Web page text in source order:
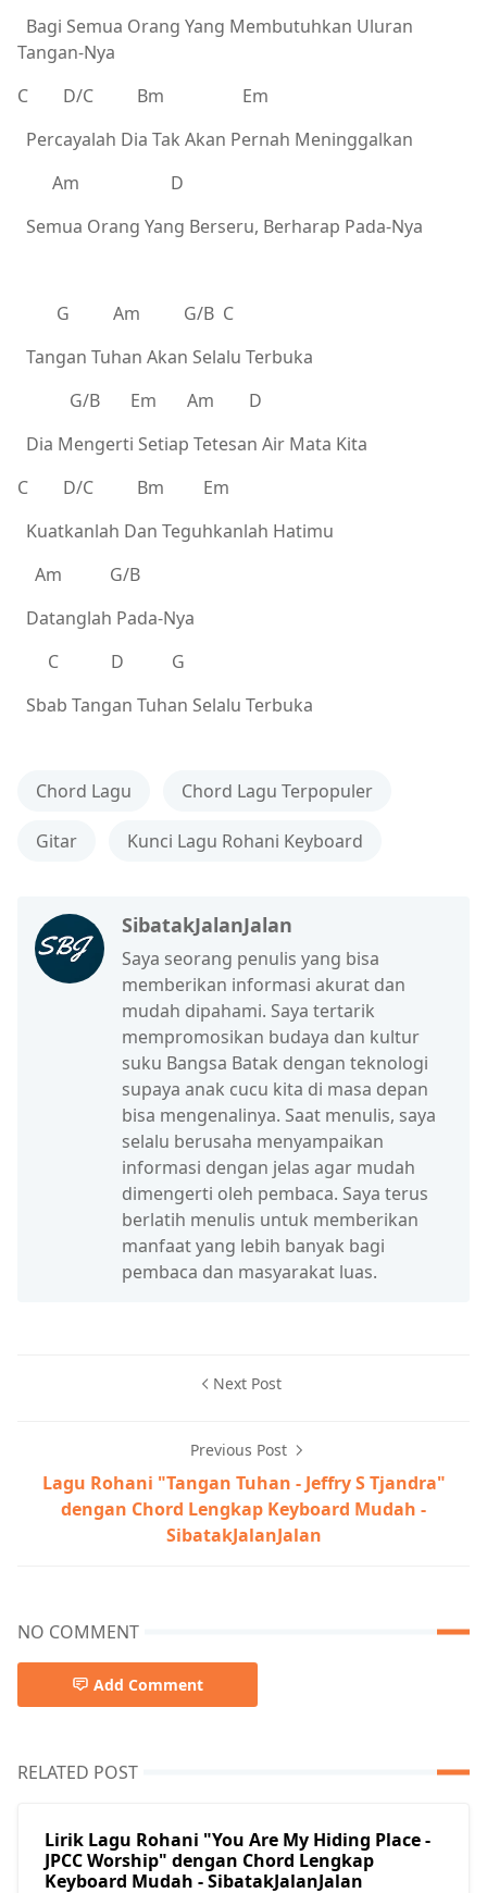
Bagi Semua Orang Yang Membutuhkan Uluran
Tangan-Nya
C D/C Bm Em
Percayalah Dia Tak Akan Pernah Meninggalkan
Am D
Semua Orang Yang Berseru, Berharap Pada-Nya
G Am G/B C
Tangan Tuhan Akan Selalu Terbuka
G/B Em Am D
Dia Mengerti Setiap Tetesan Air Mata Kita
C D/C Bm Em
Kuatkanlah Dan Teguhkanlah Hatimu
Am G/B
Datanglah Pada-Nya
C D G
Sbab Tangan Tuhan Selalu Terbuka
Chord Lagu Chord Lagu Terpopuler
Gitar Kunci Lagu Rohani Keyboard
SibatakJalanJalan
Saya seorang penulis yang bisa
memberikan informasi akurat dan
mudah dipahami. Saya tertarik
mempromosikan budaya dan kultur
suku Bangsa Batak dengan teknologi
supaya anak cucu kita di masa depan
bisa mengenalinya. Saat menulis, saya
selalu berusaha menyampaikan
informasi dengan jelas agar mudah
dimengerti oleh pembaca. Saya terus
berlatih menulis untuk memberikan
manfaat yang lebih banyak bagi
pembaca dan masyarakat luas.
Next Post
Previous Post
Lagu Rohani "Tangan Tuhan - Jeffry S Tjandra"
dengan Chord Lengkap Keyboard Mudah -
SibatakJalanJalan
NO COMMENT
Add Comment
RELATED POST
Lirik Lagu Rohani "You Are My Hiding Place -
JPCC Worship" dengan Chord Lengkap
Keyboard Mudah - SibatakJalanJalan